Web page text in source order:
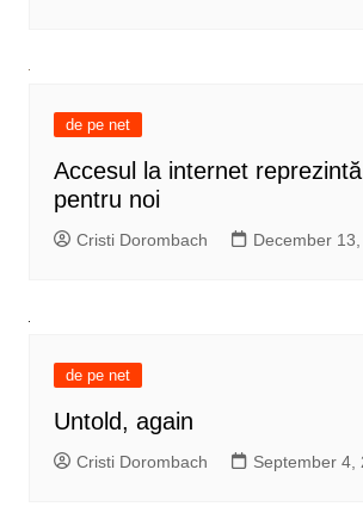
de pe net
Accesul la internet
pentru noi
Cristi Dorombach December 13,
de pe net
Untold, again
Cristi Dorombach September 4,